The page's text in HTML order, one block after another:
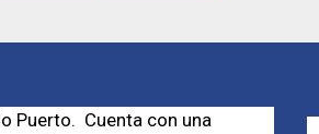
Puerto. Cuenta con una